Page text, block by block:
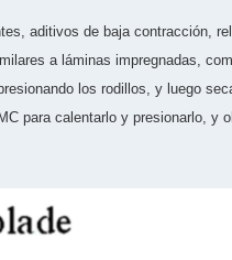
aditivos de baja contracción,
a láminas impregnadas,
los rodillos, y luego
para calentarlo y presionarlo, y